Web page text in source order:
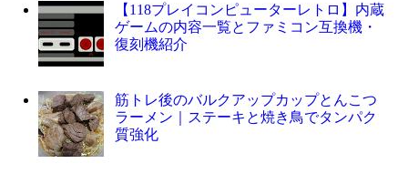
【118プレイコンピューターレトロ】内蔵
ゲームの内容一覧とファミコン互換機・
復刻機紹介
筋トレ後のバルクアップカップとんこつ
ラーメン｜ステーキと焼き鳥でタンパク
質強化